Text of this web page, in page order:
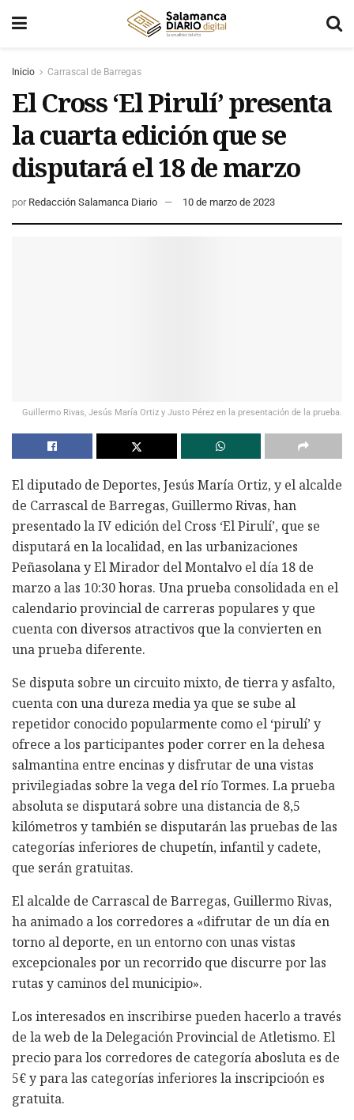
Inicio Carrascal de Barregas
El Cross ‘El Pirulí’ presenta
la cuarta edición que se
disputará el 18 de marzo
por Redacción Salamanca Diario 10 de marzo de 2023
Guillermo Rivas, Jesús María Ortiz y Justo Pérez en la presentación de la prueba.
El diputado de Deportes, Jesús María Ortiz, y el alcalde
de Carrascal de Barregas, Guillermo Rivas, han
presentado la IV edición del Cross ‘El Pirulí’, que se
disputará en la localidad, en las urbanizaciones
Peñasolana y El Mirador del Montalvo el día 18 de
marzo a las 10:30 horas. Una prueba consolidada en el
calendario provincial de carreras populares y que
cuenta con diversos atractivos que la convierten en
una prueba diferente.
Se disputa sobre un circuito mixto, de tierra y asfalto,
cuenta con una dureza media ya que se sube al
repetidor conocido popularmente como el ‘pirulí’ y
ofrece a los participantes poder correr en la dehesa
salmantina entre encinas y disfrutar de una vistas
privilegiadas sobre la vega del río Tormes. La prueba
absoluta se disputará sobre una distancia de 8,5
kilómetros y también se disputarán las pruebas de las
categorías inferiores de chupetín, infantil y cadete,
que serán gratuitas.
El alcalde de Carrascal de Barregas, Guillermo Rivas,
ha animado a los corredores a «difrutar de un día en
torno al deporte, en un entorno con unas vistas
excepcionales por un recorrido que discurre por las
rutas y caminos del municipio».
Los interesados en inscribirse pueden hacerlo a través
de la web de la Delegación Provincial de Atletismo. El
precio para los corredores de categoría abosluta es de
5€ y para las categorías inferiores la inscripcioón es
gratuita.